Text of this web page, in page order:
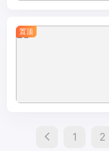
置顶
1 2